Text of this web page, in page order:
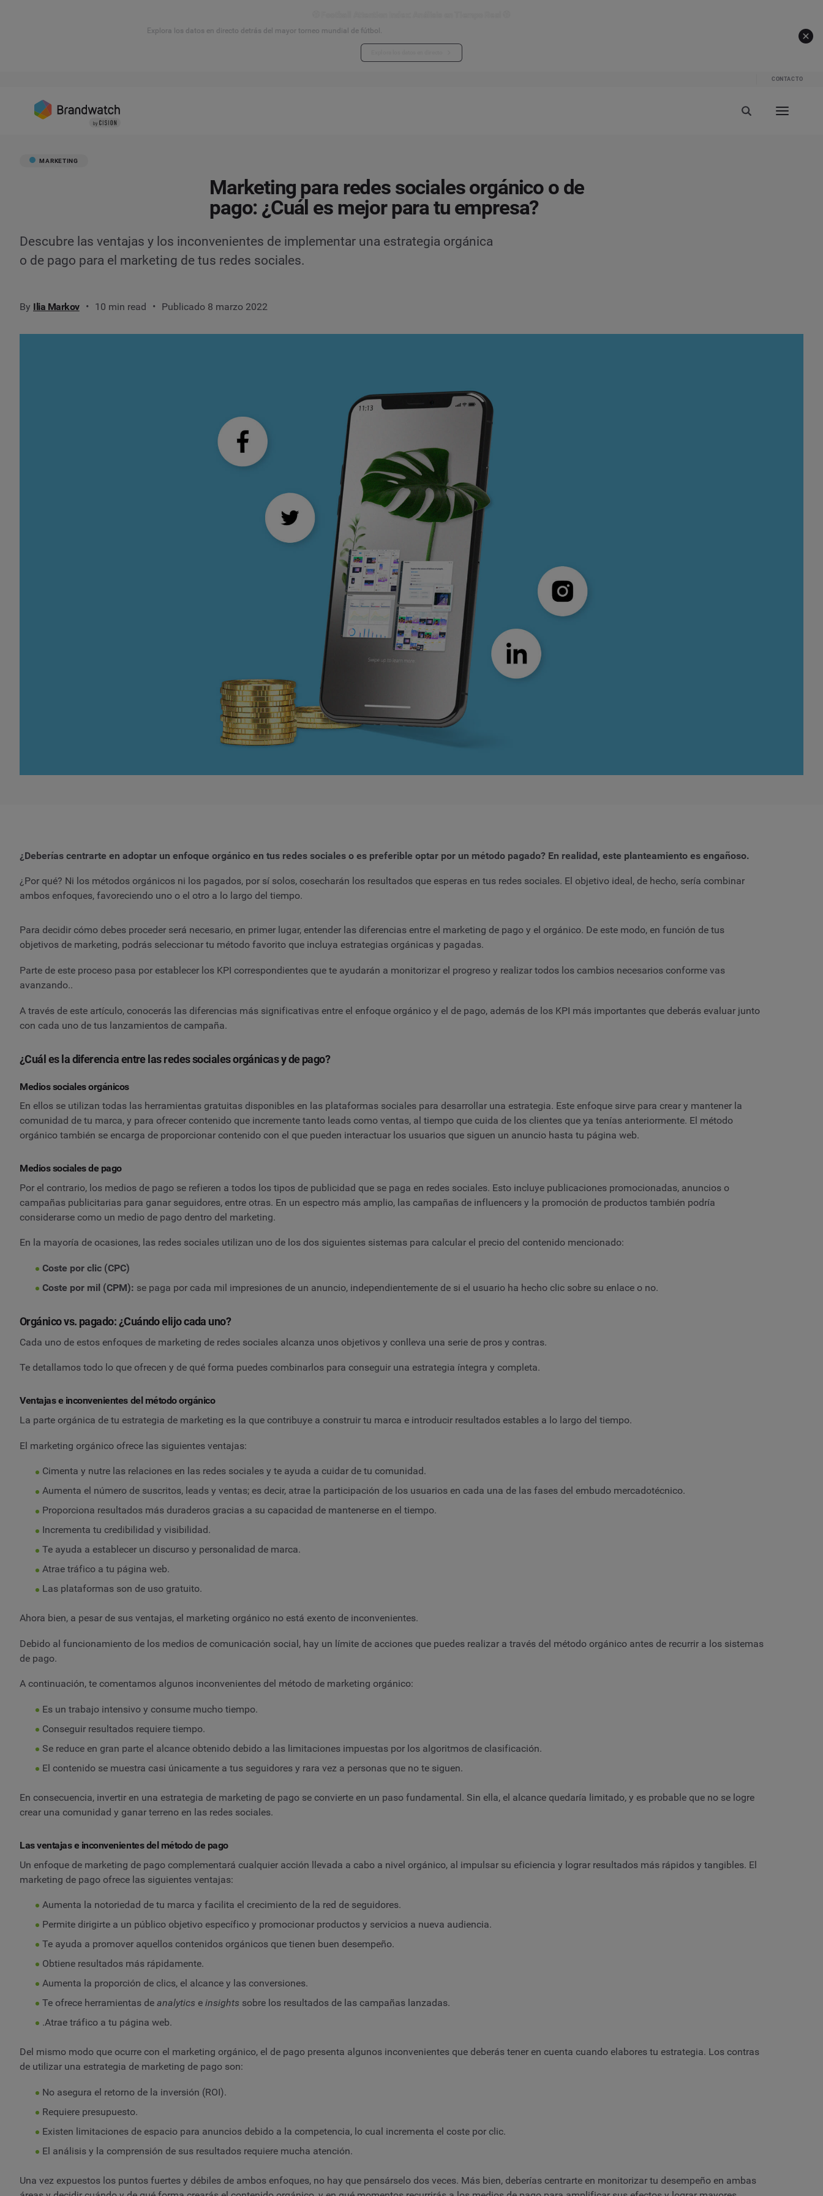
Explora los datos en directo detrás del mayor torneo mundial de fútbol.
CONTACTO
MARKETING
Marketing para redes sociales orgánico o de
pago: ¿Cuál es mejor para tu empresa?
Descubre las ventajas y los inconvenientes de implementar una estrategia orgánica
o de pago para el marketing de tus redes sociales.
By Ilia Markov 10 min read Publicado 8 marzo 2022
¿Deberías centrarte en adoptar un enfoque orgánico en tus redes sociales o es preferible optar por un método pagado? En realidad, este planteamiento es engañoso.
¿Por qué? Ni los métodos orgánicos ni los pagados, por sí solos, cosecharán los resultados que esperas en tus redes sociales. El objetivo ideal, de hecho, sería combinar
ambos enfoques, favoreciendo uno o el otro a lo largo del tiempo.
Para decidir cómo debes proceder será necesario, en primer lugar, entender las diferencias entre el marketing de pago y el orgánico. De este modo, en función de tus
objetivos de marketing, podrás seleccionar tu método favorito que incluya estrategias orgánicas y pagadas.
Parte de este proceso pasa por establecer los KPI correspondientes que te ayudarán a monitorizar el progreso y realizar todos los cambios necesarios conforme vas
avanzando..
A través de este artículo, conocerás las diferencias más significativas entre el enfoque orgánico y el de pago, además de los KPI más importantes que deberás evaluar junto
con cada uno de tus lanzamientos de campaña.
¿Cuál es la diferencia entre las redes sociales orgánicas y de pago?
Medios sociales orgánicos
En ellos se utilizan todas las herramientas gratuitas disponibles en las plataformas sociales para desarrollar una estrategia. Este enfoque sirve para crear y mantener la
comunidad de tu marca, y para ofrecer contenido que incremente tanto leads como ventas, al tiempo que cuida de los clientes que ya tenías anteriormente. El método
orgánico también se encarga de proporcionar contenido con el que pueden interactuar los usuarios que siguen un anuncio hasta tu página web.
Medios sociales de pago
Por el contrario, los medios de pago se refieren a todos los tipos de publicidad que se paga en redes sociales. Esto incluye publicaciones promocionadas, anuncios o
campañas publicitarias para ganar seguidores, entre otras. En un espectro más amplio, las campañas de influencers y la promoción de productos también podría
considerarse como un medio de pago dentro del marketing.
En la mayoría de ocasiones, las redes sociales utilizan uno de los dos siguientes sistemas para calcular el precio del contenido mencionado:
Coste por clic (CPC)
Coste por mil (CPM): se paga por cada mil impresiones de un anuncio, independientemente de si el usuario ha hecho clic sobre su enlace o no.
Orgánico vs. pagado: ¿Cuándo elijo cada uno?
Cada uno de estos enfoques de marketing de redes sociales alcanza unos objetivos y conlleva una serie de pros y contras.
Te detallamos todo lo que ofrecen y de qué forma puedes combinarlos para conseguir una estrategia íntegra y completa.
Ventajas e inconvenientes del método orgánico
La parte orgánica de tu estrategia de marketing es la que contribuye a construir tu marca e introducir resultados estables a lo largo del tiempo.
El marketing orgánico ofrece las siguientes ventajas:
Cimenta y nutre las relaciones en las redes sociales y te ayuda a cuidar de tu comunidad.
Aumenta el número de suscritos, leads y ventas; es decir, atrae la participación de los usuarios en cada una de las fases del embudo mercadotécnico.
Proporciona resultados más duraderos gracias a su capacidad de mantenerse en el tiempo.
Incrementa tu credibilidad y visibilidad.
Te ayuda a establecer un discurso y personalidad de marca.
Atrae tráfico a tu página web.
Las plataformas son de uso gratuito.
Ahora bien, a pesar de sus ventajas, el marketing orgánico no está exento de inconvenientes.
Debido al funcionamiento de los medios de comunicación social, hay un límite de acciones que puedes realizar a través del método orgánico antes de recurrir a los sistemas
de pago.
A continuación, te comentamos algunos inconvenientes del método de marketing orgánico:
Es un trabajo intensivo y consume mucho tiempo.
Conseguir resultados requiere tiempo.
Se reduce en gran parte el alcance obtenido debido a las limitaciones impuestas por los algoritmos de clasificación.
El contenido se muestra casi únicamente a tus seguidores y rara vez a personas que no te siguen.
En consecuencia, invertir en una estrategia de marketing de pago se convierte en un paso fundamental. Sin ella, el alcance quedaría limitado, y es probable que no se logre
crear una comunidad y ganar terreno en las redes sociales.
Las ventajas e inconvenientes del método de pago
Un enfoque de marketing de pago complementará cualquier acción llevada a cabo a nivel orgánico, al impulsar su eficiencia y lograr resultados más rápidos y tangibles. El
marketing de pago ofrece las siguientes ventajas:
Aumenta la notoriedad de tu marca y facilita el crecimiento de la red de seguidores.
Permite dirigirte a un público objetivo específico y promocionar productos y servicios a nueva audiencia.
Te ayuda a promover aquellos contenidos orgánicos que tienen buen desempeño.
Obtiene resultados más rápidamente.
Aumenta la proporción de clics, el alcance y las conversiones.
Te ofrece herramientas de analytics e insights sobre los resultados de las campañas lanzadas.
.Atrae tráfico a tu página web.
Del mismo modo que ocurre con el marketing orgánico, el de pago presenta algunos inconvenientes que deberás tener en cuenta cuando elabores tu estrategia. Los contras
de utilizar una estrategia de marketing de pago son:
No asegura el retorno de la inversión (ROI).
Requiere presupuesto.
Existen limitaciones de espacio para anuncios debido a la competencia, lo cual incrementa el coste por clic.
El análisis y la comprensión de sus resultados requiere mucha atención.
Una vez expuestos los puntos fuertes y débiles de ambos enfoques, no hay que pensárselo dos veces. Más bien, deberías centrarte en monitorizar tu desempeño en ambas